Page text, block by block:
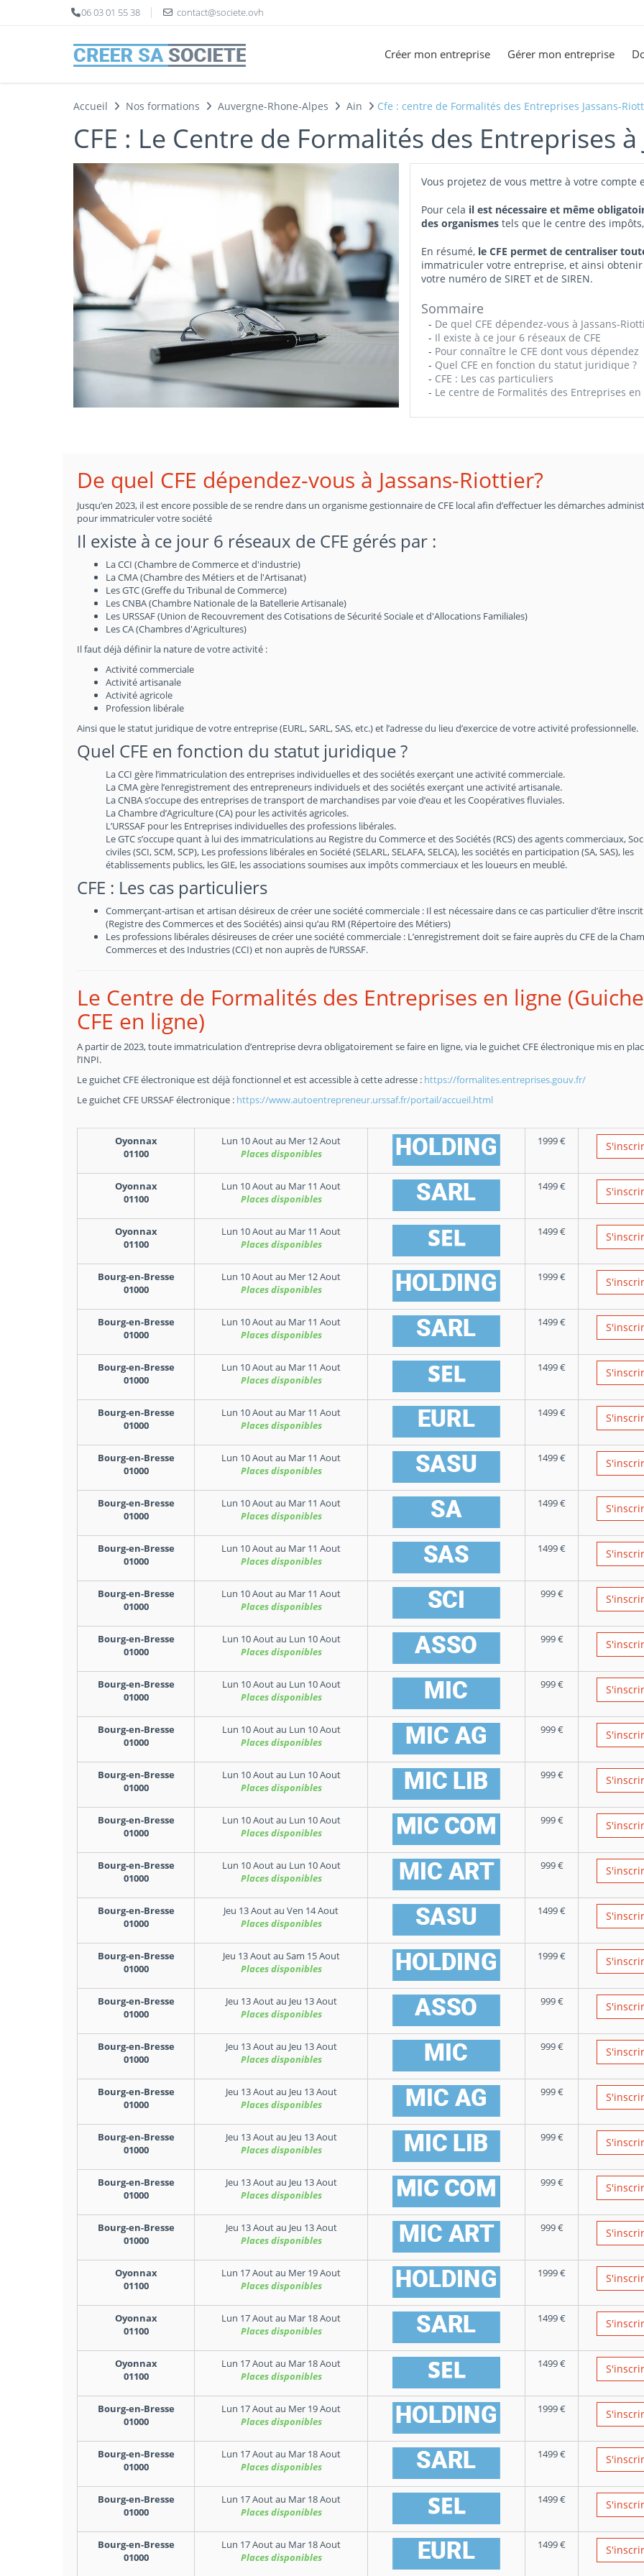
06 03 01 55 38 contact@societe.ovh
Créer mon entreprise Gérer mon entreprise
Accueil Nos formations Auvergne-Rhone-Alpes Ain Cfe : centre de Formalités des Entreprises Jassans-
CFE : Le Centre de Formalités des Entreprises
Vous projetez de vous mettre à votre compte
Pour cela il est nécessaire et même
des organismes tels que le centre des impôts,
En résumé, le CFE permet de centraliser
immatriculer votre entreprise, et ainsi
votre numéro de SIRET et de SIREN.
Sommaire
- De quel CFE dépendez-vous à Jassans-
- Il existe à ce jour 6 réseaux de CFE
- Pour connaître le CFE dont vous dépendez
- Quel CFE en fonction du statut juridique ?
- CFE : Les cas particuliers
- Le centre de Formalités des Entreprises en
De quel CFE dépendez-vous à Jassans-Riottier?
Jusqu’en 2023, il est encore possible de se rendre dans un organisme gestionnaire de CFE local afin d’effectuer les démarches
pour immatriculer votre société
Il existe à ce jour 6 réseaux de CFE gérés par :
La CCI (Chambre de Commerce et d'industrie)
La CMA (Chambre des Métiers et de l'Artisanat)
Les GTC (Greffe du Tribunal de Commerce)
Les CNBA (Chambre Nationale de la Batellerie Artisanale)
Les URSSAF (Union de Recouvrement des Cotisations de Sécurité Sociale et d'Allocations Familiales)
Les CA (Chambres d'Agricultures)
Il faut déjà définir la nature de votre activité :
Activité commerciale
Activité artisanale
Activité agricole
Profession libérale
Ainsi que le statut juridique de votre entreprise (EURL, SARL, SAS, etc.) et l’adresse du lieu d’exercice de votre activité professionnelle.
Quel CFE en fonction du statut juridique ?
La CCI gère l’immatriculation des entreprises individuelles et des sociétés exerçant une activité commerciale.
La CMA gère l’enregistrement des entrepreneurs individuels et des sociétés exerçant une activité artisanale.
La CNBA s’occupe des entreprises de transport de marchandises par voie d’eau et les Coopératives fluviales.
La Chambre d’Agriculture (CA) pour les activités agricoles.
L’URSSAF pour les Entreprises individuelles des professions libérales.
Le GTC s’occupe quant à lui des immatriculations au Registre du Commerce et des Sociétés (RCS) des agents commerciaux,
civiles (SCI, SCM, SCP), Les professions libérales en Société (SELARL, SELAFA, SELCA), les sociétés en participation (SA, SAS), les
établissements publics, les GIE, les associations soumises aux impôts commerciaux et les loueurs en meublé.
CFE : Les cas particuliers
Commerçant-artisan et artisan désireux de créer une société commerciale : Il est nécessaire dans ce cas particulier d’être inscrit
(Registre des Commerces et des Sociétés) ainsi qu’au RM (Répertoire des Métiers)
Les professions libérales désireuses de créer une société commerciale : L’enregistrement doit se faire auprès du CFE de la
Commerces et des Industries (CCI) et non auprès de l’URSSAF.
Le Centre de Formalités des Entreprises en ligne
CFE en ligne)
A partir de 2023, toute immatriculation d’entreprise devra obligatoirement se faire en ligne, via le guichet CFE électronique mis en
l’INPI.
Le guichet CFE électronique est déjà fonctionnel et est accessible à cette adresse : https://formalites.entreprises.gouv.fr/
Le guichet CFE URSSAF électronique : https://www.autoentrepreneur.urssaf.fr/portail/accueil.html
Oyonnax
01100
Lun 10 Aoutau Mer 12 Aout
Places disponibles
1999€
Oyonnax
01100
Lun 10 Aoutau Mar 11 Aout
Places disponibles
1499€
Oyonnax
01100
Lun 10 Aoutau Mar 11 Aout
Places disponibles
1499€
Bourg-en-Bresse
01000
Lun 10 Aoutau Mer 12 Aout
Places disponibles
1999€
Bourg-en-Bresse
01000
Lun 10 Aoutau Mar 11 Aout
Places disponibles
1499€
Bourg-en-Bresse
01000
Lun 10 Aoutau Mar 11 Aout
Places disponibles
1499€
Bourg-en-Bresse
01000
Lun 10 Aoutau Mar 11 Aout
Places disponibles
1499€
Bourg-en-Bresse
01000
Lun 10 Aoutau Mar 11 Aout
Places disponibles
1499€
Bourg-en-Bresse
01000
Lun 10 Aoutau Mar 11 Aout
Places disponibles
1499€
Bourg-en-Bresse
01000
Lun 10 Aoutau Mar 11 Aout
Places disponibles
1499€
Bourg-en-Bresse
01000
Lun 10 Aoutau Mar 11 Aout
Places disponibles
999€
Bourg-en-Bresse
01000
Lun 10 Aoutau Lun 10 Aout
Places disponibles
999€
Bourg-en-Bresse
01000
Lun 10 Aoutau Lun 10 Aout
Places disponibles
999€
Bourg-en-Bresse
01000
Lun 10 Aoutau Lun 10 Aout
Places disponibles
999€
Bourg-en-Bresse
01000
Lun 10 Aoutau Lun 10 Aout
Places disponibles
999€
Bourg-en-Bresse
01000
Lun 10 Aoutau Lun 10 Aout
Places disponibles
999€
Bourg-en-Bresse
01000
Lun 10 Aoutau Lun 10 Aout
Places disponibles
999€
Bourg-en-Bresse
01000
Jeu 13 Aoutau Ven 14 Aout
Places disponibles
1499€
Bourg-en-Bresse
01000
Jeu 13 Aoutau Sam 15 Aout
Places disponibles
1999€
Bourg-en-Bresse
01000
Jeu 13 Aoutau Jeu 13 Aout
Places disponibles
999€
Bourg-en-Bresse
01000
Jeu 13 Aoutau Jeu 13 Aout
Places disponibles
999€
Bourg-en-Bresse
01000
Jeu 13 Aoutau Jeu 13 Aout
Places disponibles
999€
Bourg-en-Bresse
01000
Jeu 13 Aoutau Jeu 13 Aout
Places disponibles
999€
Bourg-en-Bresse
01000
Jeu 13 Aoutau Jeu 13 Aout
Places disponibles
999€
Bourg-en-Bresse
01000
Jeu 13 Aoutau Jeu 13 Aout
Places disponibles
999€
Oyonnax
01100
Lun 17 Aoutau Mer 19 Aout
Places disponibles
1999€
Oyonnax
01100
Lun 17 Aoutau Mar 18 Aout
Places disponibles
1499€
Oyonnax
01100
Lun 17 Aoutau Mar 18 Aout
Places disponibles
1499€
Bourg-en-Bresse
01000
Lun 17 Aoutau Mer 19 Aout
Places disponibles
1999€
Bourg-en-Bresse
01000
Lun 17 Aoutau Mar 18 Aout
Places disponibles
1499€
Bourg-en-Bresse
01000
Lun 17 Aoutau Mar 18 Aout
Places disponibles
1499€
Bourg-en-Bresse
01000
Lun 17 Aoutau Mar 18 Aout
Places disponibles
1499€
Panneau de gestion des cookies